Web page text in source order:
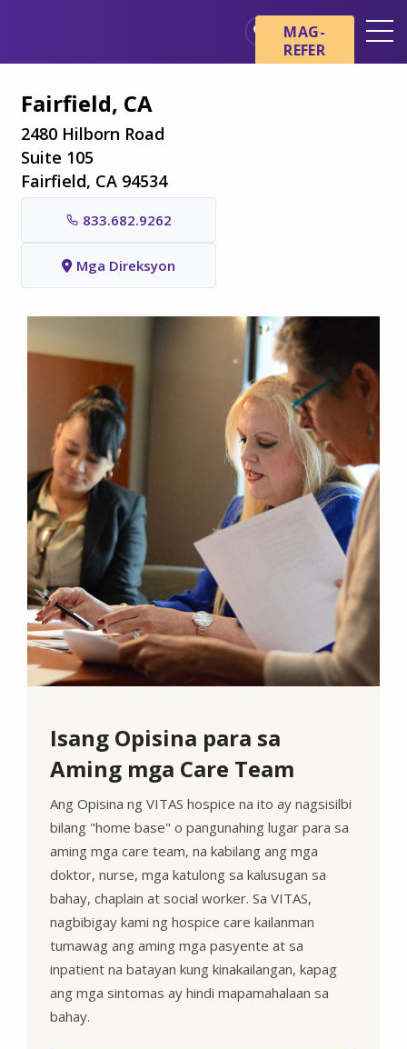
Mga Pangunahing Kaalaman
tungkol sa Hospice
Ang aming mga Serbisyo
Healthcare Professionals
alaga
MAG-
REFER
Fairfield, CA
2480 Hilborn Road
Suite 105
Fairfield, CA 94534
833.682.9262
Mga Direksyon
Isang Opisina para sa
Aming mga Care Team
Ang Opisina ng VITAS hospice na ito ay nagsisilbi
bilang "home base" o pangunahing lugar para sa
aming mga care team, na kabilang ang mga
doktor, nurse, mga katulong sa kalusugan sa
bahay, chaplain at social worker. Sa VITAS,
nagbibigay kami ng hospice care kailanman
tumawag ang aming mga pasyente at sa
inpatient na batayan kung kinakailangan, kapag
ang mga sintomas ay hindi mapamahalaan sa
bahay.